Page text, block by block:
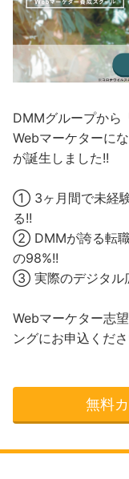
DMMグループから
Webマーケターに
が誕生しました!!
① 3ヶ月間で未経
る!!
② DMMが誇る転職
の98%!!
③ 実際のデジタル
Webマーケター志
ングにお申込くだ
無料